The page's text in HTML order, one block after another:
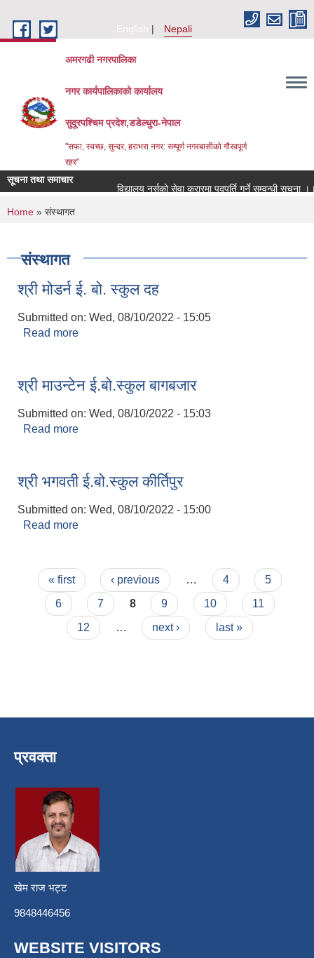
English
Nepali
अमरगढी नगरपालिका
नगर कार्यपालिकाको कार्यालय
सुदूरपश्चिम प्रदेश,डडेल्धुरा-नेपाल
"सफा, स्वच्छ, सुन्दर, हराभरा नगर: सम्पूर्ण नगरबासीको गौरवपूर्ण
रहर"
सूचना तथा समाचार
विद्यालय नर्सको सेवा करारमा पदपूर्ति गर्ने सम्वन्धी सूचना ।।
You are here
Home » संस्थागत
संस्थागत
श्री मोडर्न ई. बो. स्कुल दह
Submitted on: Wed, 08/10/2022 - 15:05
Read more
श्री माउन्टेन ई.बो.स्कुल बागबजार
Submitted on: Wed, 08/10/2022 - 15:03
Read more
श्री भगवती ई.बो.स्कुल कीर्तिपुर
Submitted on: Wed, 08/10/2022 - 15:00
Read more
Pages
« first ‹ previous … 4
5
6
7 8 9 10
11
12
… next › last »
प्रवक्ता
खेम राज भट्ट
9848446456
WEBSITE VISITORS